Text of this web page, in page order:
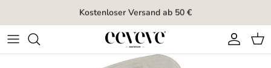
Kostenloser Versand ab 50 €
Konto
Zu Produktinformationen springen